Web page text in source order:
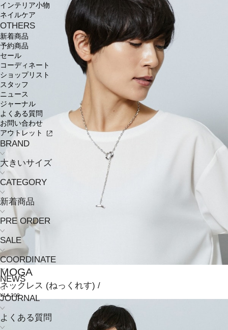
インテリア小物
ネイルケア
OTHERS
新着商品
予約商品
セール
コーディネート
ショップリスト
スタッフ
ニュース
ジャーナル
よくある質問
お問い合わせ
アウトレット
BRAND
大きいサイズ
CATEGORY
新着商品
PRE ORDER
SALE
COORDINATE
NEWS
JOURNAL
よくある質問
MOGA
ネックレス (ねっくれす) /
¥14,300